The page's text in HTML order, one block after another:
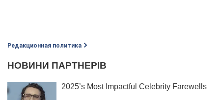
Редакционная политика